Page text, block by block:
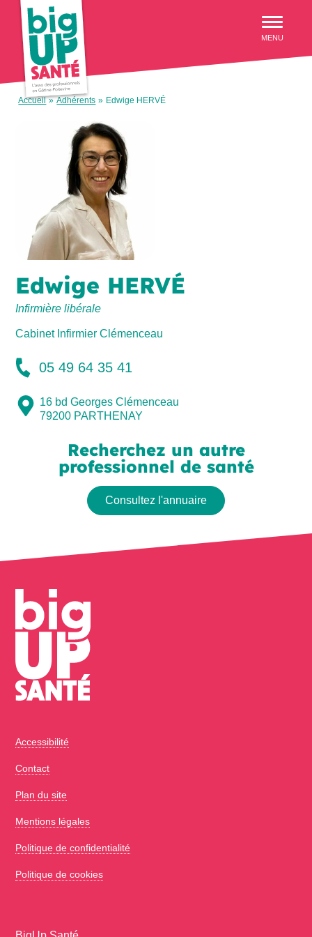
MENU
Accueil » Adhérents » Edwige HERVÉ
Edwige HERVÉ
Infirmière libérale
Cabinet Infirmier Clémenceau
05 49 64 35 41
16 bd Georges Clémenceau
79200 PARTHENAY
Recherchez un autre
professionnel de santé
Consultez l'annuaire
Accessibilité
Contact
Plan du site
Mentions légales
Politique de confidentialité
Politique de cookies